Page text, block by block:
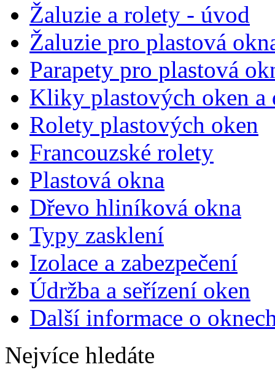
Žaluzie a rolety - úvod
Žaluzie pro plastová
Parapety pro plastová
Kliky plastových oken a
Rolety plastových oken
Francouzské rolety
Plastová okna
Dřevo hliníková okna
Typy zasklení
Izolace a zabezpečení
Údržba a seřízení oken
Další informace o
Nejvíce hledáte